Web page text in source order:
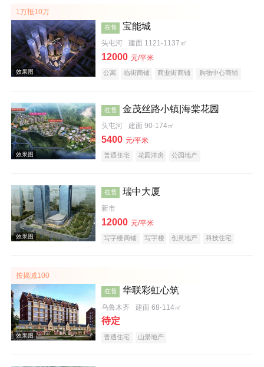
效果图
1万抵10万
效果图
在售 宝能城
头屯河 建面 1121-1137㎡
12000 元/平米
公寓 临街商铺 商业街商铺
购物中心商铺
在售 金茂丝路小镇|海棠花园
头屯河 建面 90-174㎡
5400 元/平米
普通住宅 花园洋房 公园地产
在售 瑞中大厦
新市
12000 元/平米
写字楼商铺 写字楼 创意地产
科技住宅
按揭减100
在售 华联彩虹心筑
乌鲁木齐 建面 68-114㎡
待定
普通住宅 山景地产